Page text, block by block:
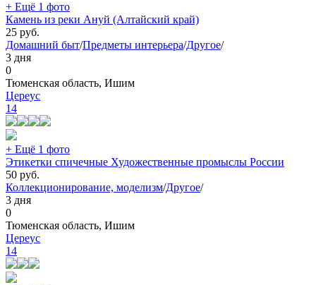
+ Ещё 1 фото
Камень из реки Ануй (Алтайский край)
25 руб.
Домашний быт/Предметы интерьера/Другое/
3 дня
0
Тюменская область, Ишим
Цереус
14
+ Ещё 1 фото
Этикетки спичечные Художественные промыслы России
50 руб.
Коллекционирование, моделизм/Другое/
3 дня
0
Тюменская область, Ишим
Цереус
14